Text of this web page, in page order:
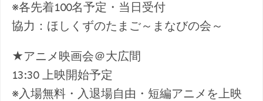
※各先着100名予定・当日受付
協力：ほしくずのたまご～まなびの会～
★アニメ映画会＠大広間
13:30 上映開始予定
※入場無料・入退場自由・短編アニメを上映